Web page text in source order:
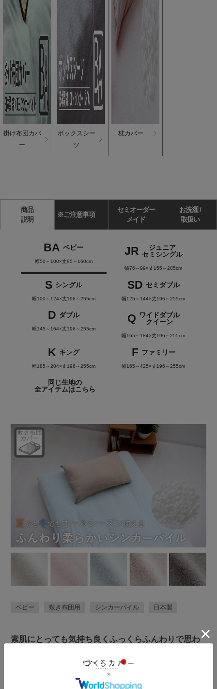
掛け布団カバ
ー
ボックスシー
ツ
枕カバー
商品
説明
※ご注意事項
セミオーダー
メイド
お洗濯 /
取扱い
BA ベビー
幅50～100×丈95～160cm
JR
ジュニア
セミシングル
幅76～99×丈155～205cm
S シングル
幅100～124×丈196～255cm
SD セミダブル
幅125～144×丈196～255cm
D ダブル
幅145～164×丈196～255cm
Q ワイドダブル
クイーン
幅165～184×丈196～255cm
K キング
幅185～204×丈196～255cm
F ファミリー
幅165～425×丈196～255cm
同じ生地の
全アイテムはこちら
ベビー 敷き布団用 シンカーパイル 日本製
素肌にとっても気持ち良くふっくらふんわりで思わ
ーベビーサイズ。やさしい色合いのカラーバリエー
ションで、肌にあたる部分はオーガニックコットン